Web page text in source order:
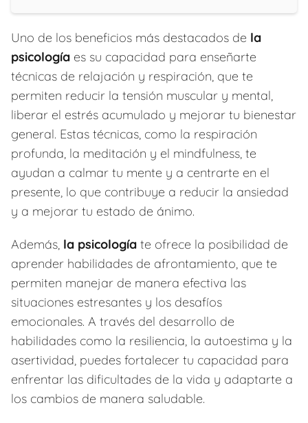
Uno de los beneficios más destacados de la
psicología es su capacidad para enseñarte
técnicas de relajación y respiración, que te
permiten reducir la tensión muscular y mental,
liberar el estrés acumulado y mejorar tu bienestar
general. Estas técnicas, como la respiración
profunda, la meditación y el mindfulness, te
ayudan a calmar tu mente y a centrarte en el
presente, lo que contribuye a reducir la ansiedad
y a mejorar tu estado de ánimo.
Además, la psicología te ofrece la posibilidad de
aprender habilidades de afrontamiento, que te
permiten manejar de manera efectiva las
situaciones estresantes y los desafíos
emocionales. A través del desarrollo de
habilidades como la resiliencia, la autoestima y la
asertividad, puedes fortalecer tu capacidad para
enfrentar las dificultades de la vida y adaptarte a
los cambios de manera saludable.